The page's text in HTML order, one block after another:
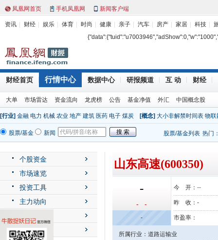
凤凰网首页 手机凤凰网 新闻客户端
资讯 财经 娱乐 体育 时尚 健康 亲子 汽车 房产 家居 科技
财经首页 行情中心 数据中心 研报频道 互 动 财经
大单 市场雷达 资金流向 龙虎榜 公告 基金净值 外汇 中国概念股
[行业] 金融 电力 机械 农业 地产 建筑 医药 电子 煤炭 [概念] 大小非解禁时间表 物联
股票/基金 新闻 股票/基金列表 热门
个股资金
市场速览
投资工具
主力动向
送配解禁
山东高速(600350)
-
- -
-
今 开： --
昨 收： -
市盈率：
所属行业：道路运输业